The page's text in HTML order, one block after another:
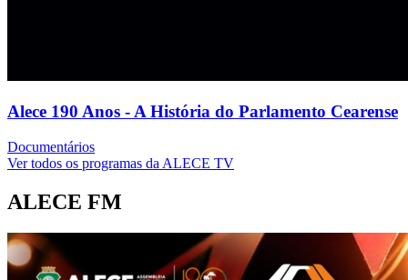
Alece 190 Anos - A História do Parlamento Cearense
Documentários
Ver todos os programas da ALECE TV
ALECE FM